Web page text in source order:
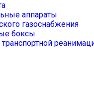
аппараты
газоснабжения
боксы